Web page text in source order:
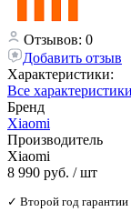
Отзывов: 0
Добавить отзыв
Характеристики:
Все характеристики
Бренд
Xiaomi
Производитель
Xiaomi
8 990 руб. / шт
✓ Второй год гарантии